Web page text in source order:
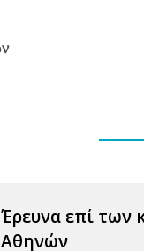
Έρευνα επί των
Αθηνών